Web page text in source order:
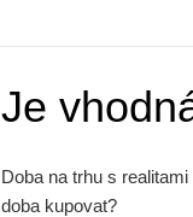
Je
Doba na trhu s
doba kupovat?